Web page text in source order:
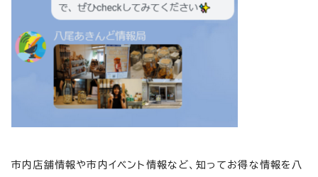
市内店舗情報や市内イベント情報など、知ってお得な情報を八